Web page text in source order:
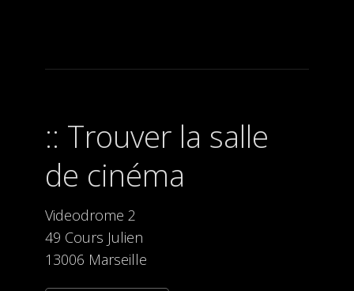
Trouver la salle
de cinéma
Videodrome 2
49 Cours Julien
13006 Marseille